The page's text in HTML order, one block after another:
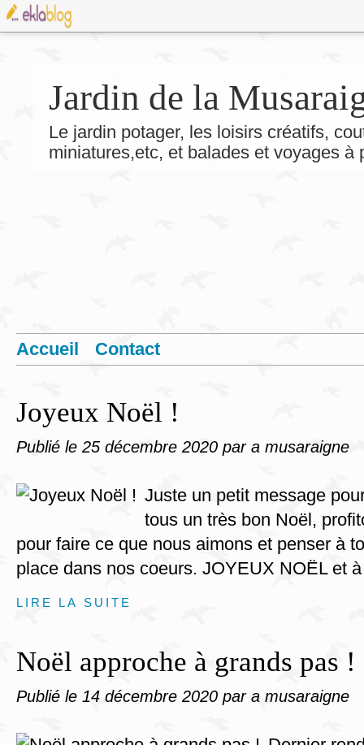
Jardin de la
Le jardin potager, les loisirs créatifs,
miniatures,etc, et balades et voyages
Accueil Contact
Joyeux Noël !
Publié le 25 décembre 2020 par a musaraigne
Juste un petit message
tous un très bon Noël,
pour faire ce que nous aimons et penser à
place dans nos coeurs. JOYEUX NOËL et
LIRE LA SUITE
Noël approche à grands pas !
Publié le 14 décembre 2020 par a musaraigne